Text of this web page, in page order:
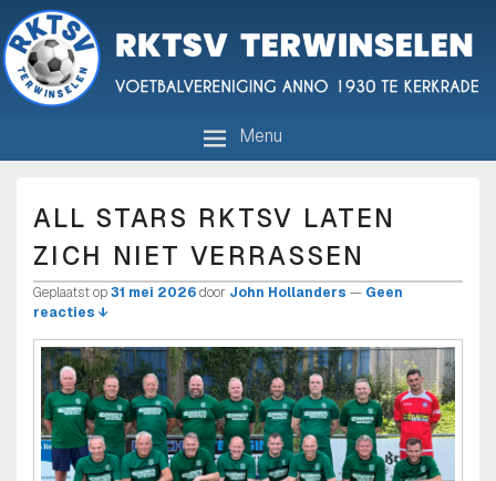
R.K.T.S.V. Terwinselen
Voetbalvereniging anno 1930 te Kerkrade
Menu
ALL STARS RKTSV LATEN
ZICH NIET VERRASSEN
Geplaatst op31 mei 2026door John Hollanders — Geen
reacties ↓